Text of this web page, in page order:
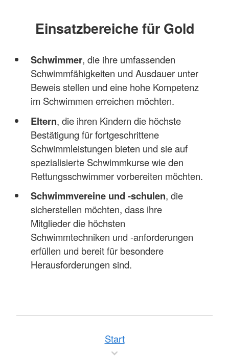
Einsatzbereiche für Gold
Schwimmer, die ihre umfassenden
Schwimmfähigkeiten und Ausdauer unter
Beweis stellen und eine hohe Kompetenz
im Schwimmen erreichen möchten.
Eltern, die ihren Kindern die höchste
Bestätigung für fortgeschrittene
Schwimmleistungen bieten und sie auf
spezialisierte Schwimmkurse wie den
Rettungsschwimmer vorbereiten möchten.
Schwimmvereine und -schulen, die
sicherstellen möchten, dass ihre
Mitglieder die höchsten
Schwimmtechniken und -anforderungen
erfüllen und bereit für besondere
Herausforderungen sind.
Start